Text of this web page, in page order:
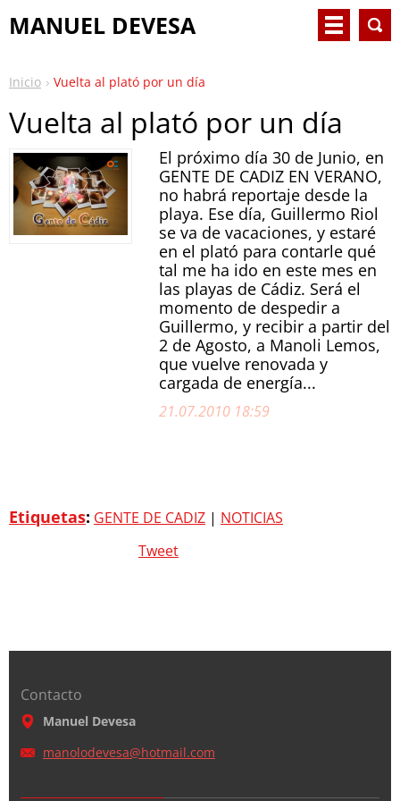
MANUEL DEVESA
Inicio Vuelta al plató por un día
Vuelta al plató por un día
El próximo día 30 de Junio, en
GENTE DE CADIZ EN VERANO,
no habrá reportaje desde la
playa. Ese día, Guillermo Riol
se va de vacaciones, y estaré
en el plató para contarle qué
tal me ha ido en este mes en
las playas de Cádiz. Será el
momento de despedir a
Guillermo, y recibir a partir del
2 de Agosto, a Manoli Lemos,
que vuelve renovada y
cargada de energía...
21.07.2010 18:59
Etiquetas: GENTE DE CADIZ | NOTICIAS
Tweet
Contacto
Manuel Devesa
manolodevesa@hotmail.com